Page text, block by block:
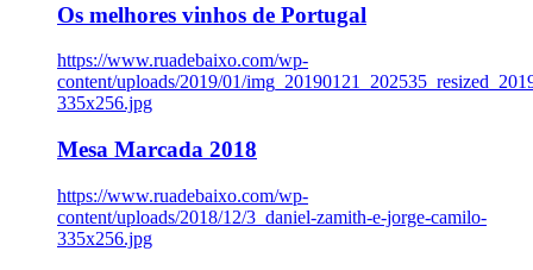
Os melhores vinhos de Portugal
https://www.ruadebaixo.com/wp-
content/uploads/2019/01/
335x256.jpg
Mesa Marcada 2018
https://www.ruadebaixo.com/wp-
content/uploads/2018/12/3_daniel-zamith-e-jorge-camilo-
335x256.jpg